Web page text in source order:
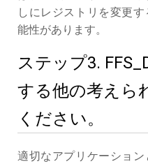
しにレジストリを変更
能性があります。
ステップ3.
する他の考えら
ください。
適切なアプリケーショ